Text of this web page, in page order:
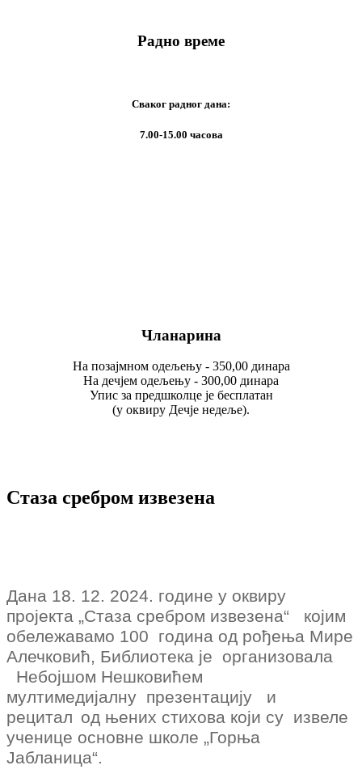
Радно време
Сваког радног дана:
7.00-15.00 часова
Чланарина
На позајмном одељењу - 350,00 динара
На дечјем одељењу - 300,00 динара
Упис за предшколце је бесплатан
(у оквиру Дечје недеље).
Стаза сребром извезена
Дана 18. 12. 2024. године у оквиру
пројекта „Стаза сребром извезена“
којим
обележавамо 100 година од рођења Мире
Алечковић, Библиотека је организовала
Небојшом Нешковићем
мултимедијалну презентацију
и
рецитал од њених стихова који су извеле
ученице основне школе „Горња
Јабланица“.